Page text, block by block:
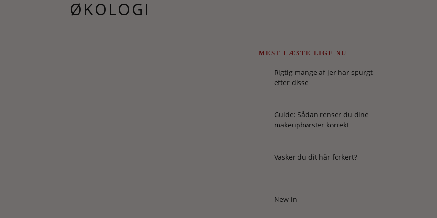
ØKOLOGI
MEST LÆSTE LIGE NU
Rigtig mange af jer har spurgt
efter disse
Guide: Sådan renser du dine
makeupbørster korrekt
Vasker du dit hår forkert?
New in